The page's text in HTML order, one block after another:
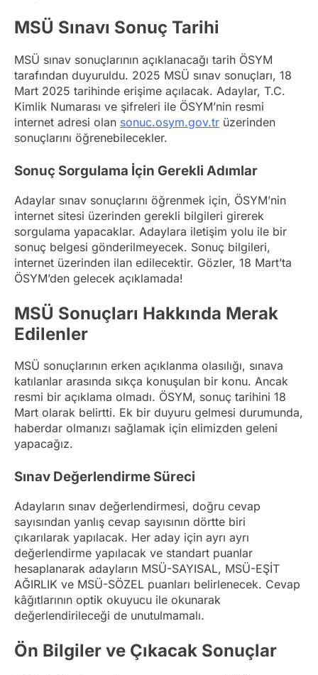
MSÜ Sınavı Sonuç Tarihi
MSÜ sınav sonuçlarının açıklanacağı tarih ÖSYM
tarafından duyuruldu. 2025 MSÜ sınav sonuçları, 18
Mart 2025 tarihinde erişime açılacak. Adaylar, T.C.
Kimlik Numarası ve şifreleri ile ÖSYM’nin resmi
internet adresi olan sonuc.osym.gov.tr üzerinden
sonuçlarını öğrenebilecekler.
Sonuç Sorgulama İçin Gerekli Adımlar
Adaylar sınav sonuçlarını öğrenmek için, ÖSYM’nin
internet sitesi üzerinden gerekli bilgileri girerek
sorgulama yapacaklar. Adaylara iletişim yolu ile bir
sonuç belgesi gönderilmeyecek. Sonuç bilgileri,
internet üzerinden ilan edilecektir. Gözler, 18 Mart’ta
ÖSYM’den gelecek açıklamada!
MSÜ Sonuçları Hakkında Merak
Edilenler
MSÜ sonuçlarının erken açıklanma olasılığı, sınava
katılanlar arasında sıkça konuşulan bir konu. Ancak
resmi bir açıklama olmadı. ÖSYM, sonuç tarihini 18
Mart olarak belirtti. Ek bir duyuru gelmesi durumunda,
haberdar olmanızı sağlamak için elimizden geleni
yapacağız.
Sınav Değerlendirme Süreci
Adayların sınav değerlendirmesi, doğru cevap
sayısından yanlış cevap sayısının dörtte biri
çıkarılarak yapılacak. Her aday için ayrı ayrı
değerlendirme yapılacak ve standart puanlar
hesaplanarak adayların MSÜ-SAYISAL, MSÜ-EŞİT
AĞIRLIK ve MSÜ-SÖZEL puanları belirlenecek. Cevap
kâğıtlarının optik okuyucu ile okunarak
değerlendirileceği de unutulmamalı.
Ön Bilgiler ve Çıkacak Sonuçlar